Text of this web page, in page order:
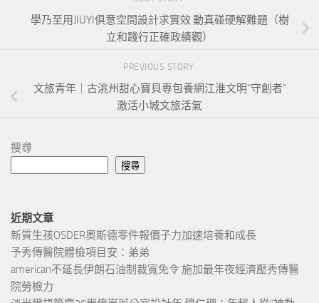
學乃至用JIUYI俱意空間設計求實效 動真碰硬解難題（樹
立和踐行正確政績觀）
PREVIOUS STORY
文旅青年｜古洮州甜心寶貝專包養網江淮文明“守創者”
激活小城文旅活氣
搜尋
搜尋
近期文章
新質生孩OSDER奧斯德零件報價子力加速培養和成長
予秀傳醫院體檢項目安：弟弟
american不延長伊朗石油制裁寬免令 施加最年夜經濟壓秀傳醫
院勞檢力